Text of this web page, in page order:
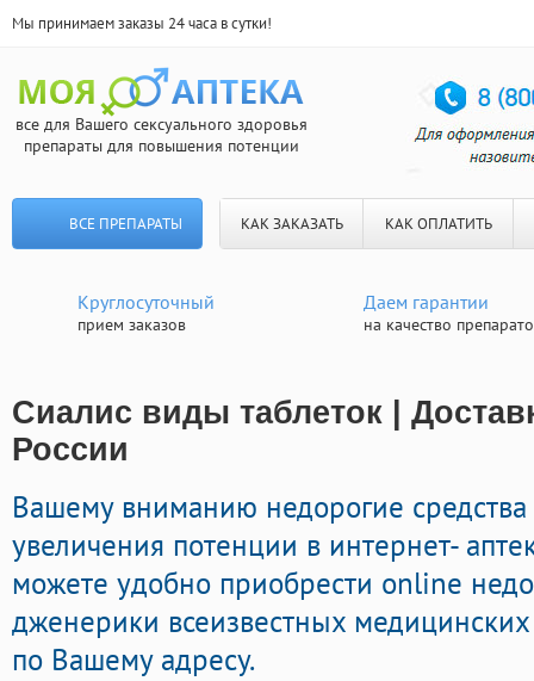
Мы принимаем заказы 24 часа в сутки!
все для Вашего сексуального здоровья
препараты для повышения потенции
ВСЕ ПРЕПАРАТЫ КАК ЗАКАЗАТЬ КАК ОПЛАТИТЬ
Круглосуточный
прием заказов
Даем гарантии
на качество
Сиалис виды таблеток |
России
Вашему вниманию недорогие
увеличения потенции в интернет-
можете удобно приобрести online
дженерики всеизвестных
по Вашему адресу.